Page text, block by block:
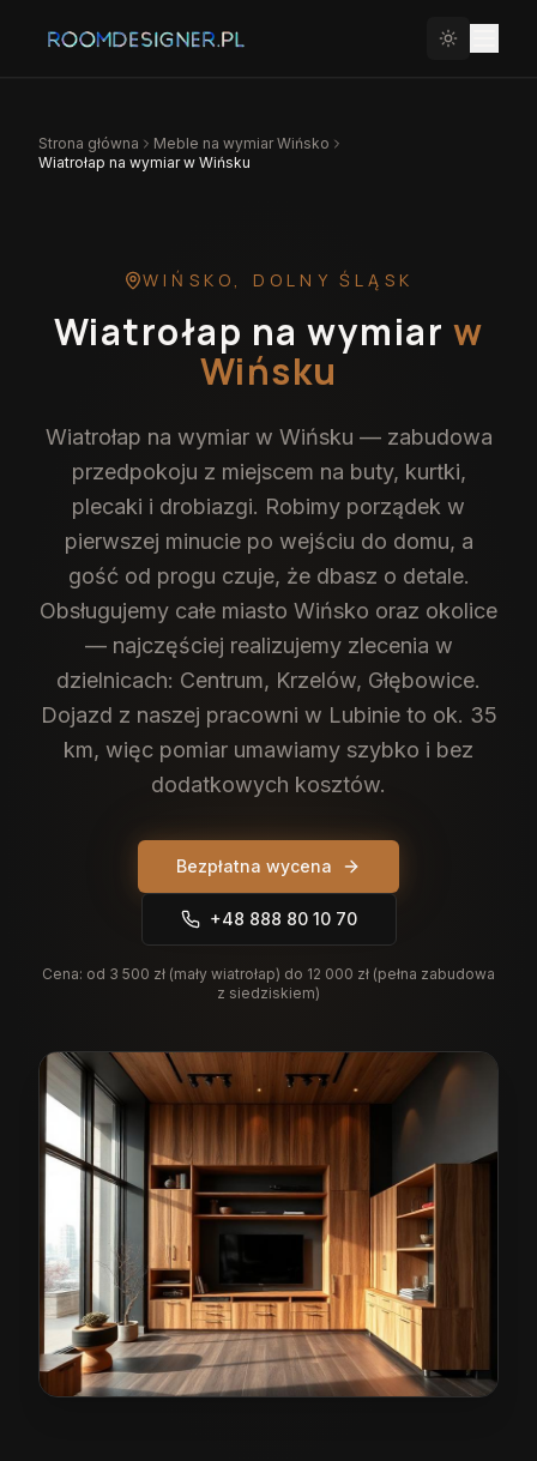
Strona główna Meble na wymiarWińsko
Wiatrołap na wymiar w Wińsku
WIŃSKO , DOLNY ŚLĄSK
Wiatrołap na wymiar w
Wińsku
Wiatrołap na wymiar w Wińsku — zabudowa
przedpokoju z miejscem na buty, kurtki,
plecaki i drobiazgi. Robimy porządek w
pierwszej minucie po wejściu do domu, a
gość od progu czuje, że dbasz o detale.
Obsługujemy całe miasto Wińsko oraz okolice
— najczęściej realizujemy zlecenia w
dzielnicach: Centrum, Krzelów, Głębowice.
Dojazd z naszej pracowni w Lubinie to ok. 35
km, więc pomiar umawiamy szybko i bez
dodatkowych kosztów.
Bezpłatna wycena
+48 888 80 10 70
Cena: od 3 500 zł (mały wiatrołap) do 12 000 zł (pełna zabudowa
z siedziskiem)